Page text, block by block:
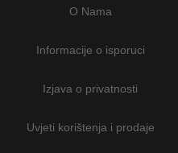
O Nama
Informacije o isporuci
Izjava o privatnosti
Uvjeti korištenja i prodaje